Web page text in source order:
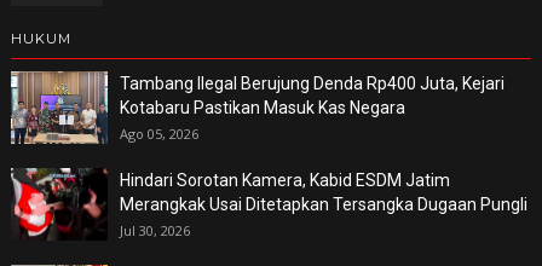
HUKUM
Tambang Ilegal Berujung Denda Rp400 Juta, Kejari
Kotabaru Pastikan Masuk Kas Negara
Ago 05, 2026
Hindari Sorotan Kamera, Kabid ESDM Jatim
Merangkak Usai Ditetapkan Tersangka Dugaan Pungli
Jul 30, 2026